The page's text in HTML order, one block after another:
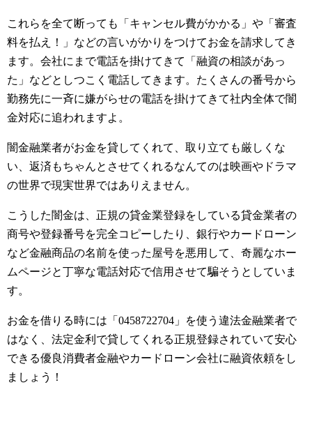
これらを全て断っても「キャンセル費がかかる」や「審査
料を払え！」などの言いがかりをつけてお金を請求してき
ます。会社にまで電話を掛けてきて「融資の相談があっ
た」などとしつこく電話してきます。たくさんの番号から
勤務先に一斉に嫌がらせの電話を掛けてきて社内全体で闇
金対応に追われますよ。
闇金融業者がお金を貸してくれて、取り立ても厳しくな
い、返済もちゃんとさせてくれるなんてのは映画やドラマ
の世界で現実世界ではありえません。
こうした闇金は、正規の貸金業登録をしている貸金業者の
商号や登録番号を完全コピーしたり、銀行やカードローン
など金融商品の名前を使った屋号を悪用して、奇麗なホー
ムページと丁寧な電話対応で信用させて騙そうとしていま
す。
お金を借りる時には「0458722704」を使う違法金融業者で
はなく、法定金利で貸してくれる正規登録されていて安心
できる優良消費者金融やカードローン会社に融資依頼をし
ましょう！